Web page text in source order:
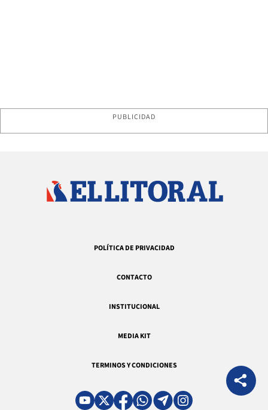
PUBLICIDAD
POLÍTICA DE PRIVACIDAD
CONTACTO
INSTITUCIONAL
MEDIA KIT
TERMINOS Y CONDICIONES